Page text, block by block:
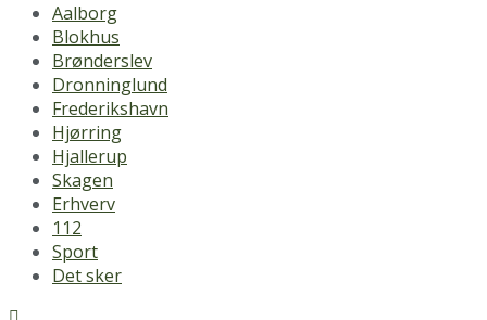
Aalborg
Blokhus
Brønderslev
Dronninglund
Frederikshavn
Hjørring
Hjallerup
Skagen
Erhverv
112
Sport
Det sker